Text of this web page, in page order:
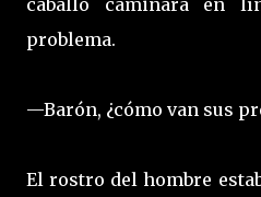
caballo caminara en
problema.
—Barón, ¿cómo van sus
El rostro del hombre